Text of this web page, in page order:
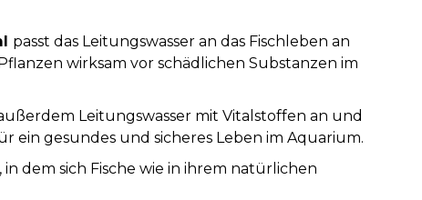
passt das Leitungswasser an das Fischleben an
wirksam vor schädlichen Substanzen im
Leitungswasser mit Vitalstoffen an und
ein gesundes und sicheres Leben im Aquarium.
in dem sich Fische wie in ihrem natürlichen